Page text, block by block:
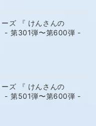
ズ 『 けんさんの
- 第301弾〜第600弾 -
ズ 『 けんさんの
- 第501弾〜第600弾 -